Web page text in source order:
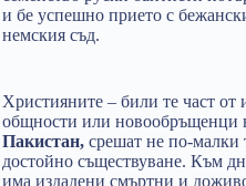
и бе успешно прието с
немския съд.
Християните – били те част от
общности или новообръщенци
Пакистан, срешат не по-малки
достойно съществуване. Към
има издадени смъртни и